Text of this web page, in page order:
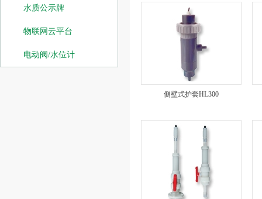
水质公示牌
物联网云平台
电动阀/水位计
侧壁式护套HL300